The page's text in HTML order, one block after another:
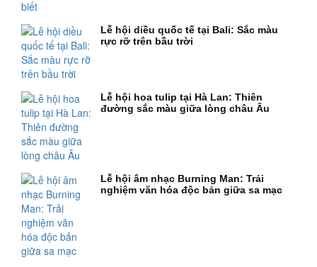
Lễ hội diều quốc tế tại Bali: Sắc màu
rực rỡ trên bầu trời
Lễ hội hoa tulip tại Hà Lan: Thiên
đường sắc màu giữa lòng châu Âu
Lễ hội âm nhạc Burning Man: Trải
nghiệm văn hóa độc bản giữa sa mạc